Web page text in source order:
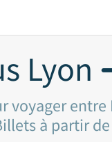
Lyon
voyager
à partir